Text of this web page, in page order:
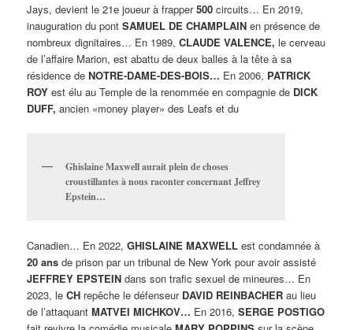
Jays, devient le 21e joueur à frapper500 circuits… En 2019,
inauguration du pontSAMUEL DE CHAMPLAIN en présence de
nombreux dignitaires… En 1989,CLAUDE VALENCE, le cerveau
de l’affaire Marion, est abattu de deux balles à la tête à sa
résidence deNOTRE-DAME-DES-BOIS… En 2006, PATRICK
ROY est élu au Temple de la renommée en compagnie de DICK
DUFF, ancien «money player» des Leafs et du
Ghislaine Maxwell aurait plein de choses
croustillantes à nous raconter concernant Jeffrey
Epstein…
Canadien… En 2022,GHISLAINE MAXWELL est condamnée à
20 ans de prison par un tribunal de New York pour avoir assisté
JEFFREY EPSTEIN dans son trafic sexuel de mineures… En
2023, leCH repêche le défenseur DAVID REINBACHER au lieu
de l’attaquantMATVEI MICHKOV… En 2016,SERGE POSTIGO